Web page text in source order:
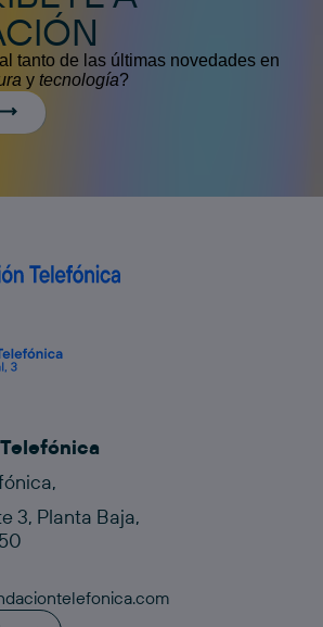
tanto de las últimas novedades en
y tecnología?
3, Planta Baja,